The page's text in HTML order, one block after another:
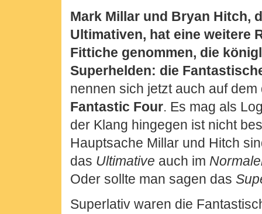
Mark Millar und Bryan Hitch,
Ultimativen, hat eine weitere
Fittiche genommen, die
Superhelden: die
nennen sich jetzt auch auf
Fantastic Four. Es mag als
der Klang hingegen ist nicht
Hauptsache Millar und Hitch
das Ultimative auch im
Oder sollte man sagen das
Superlativ waren die